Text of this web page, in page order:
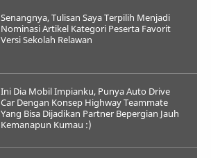
Senangnya, Tulisan Saya Terpilih Menjadi
Nominasi Artikel Kategori Peserta Favorit
Versi Sekolah Relawan
Ini Dia Mobil Impianku, Punya Auto Drive
Car Dengan Konsep Highway Teammate
Yang Bisa Dijadikan Partner Bepergian Jauh
Kemanapun Kumau :)